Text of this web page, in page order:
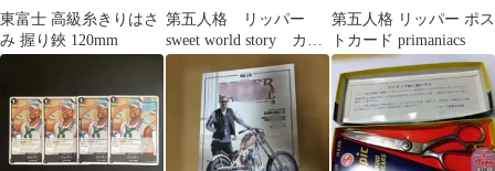
東富士 高級糸きりはさ
み 握り鋏 120mm
第五人格 リッパー
sweet world story カー
ドセット①
第五人格 リッパー ポス
トカード primaniacs